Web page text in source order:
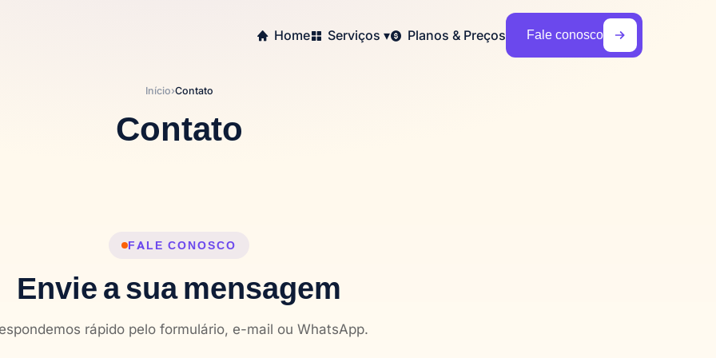
Home Serviços ▾ Planos & Preços Fale conosco
Início›Contato
Contato
FALE CONOSCO
Envie a sua mensagem
rápido pelo formulário, e-mail ou WhatsApp.